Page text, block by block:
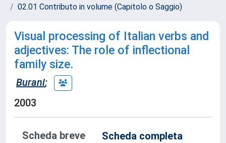
02.01 Contributo in volume (Capitolo o Saggio)
Visual processing of Italian verbs and
adjectives: The role of inflectional
family size.
Burani;
2003
Scheda breve
Scheda completa